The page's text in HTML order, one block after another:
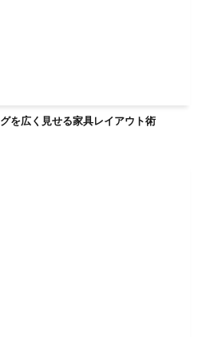
を広く見せる家具レイアウト術